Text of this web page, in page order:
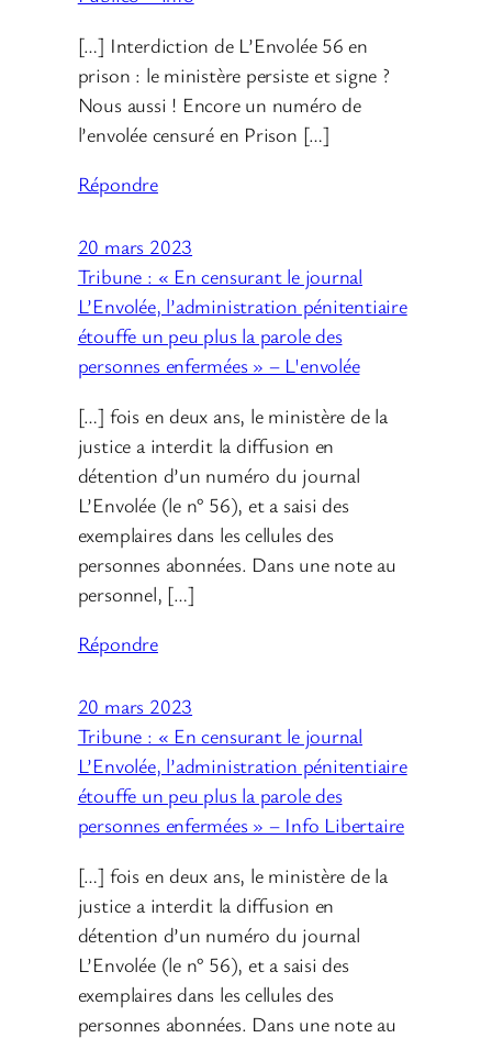
[…] Interdiction de L’Envolée 56 en
prison : le ministère persiste et signe ?
Nous aussi ! Encore un numéro de
l’envolée censuré en Prison […]
Répondre
20 mars 2023
Tribune : « En censurant le journal
L’Envolée, l’administration pénitentiaire
étouffe un peu plus la parole des
personnes enfermées » – L'envolée
[…] fois en deux ans, le ministère de la
justice a interdit la diffusion en
détention d’un numéro du journal
L’Envolée (le n° 56), et a saisi des
exemplaires dans les cellules des
personnes abonnées. Dans une note au
personnel, […]
Répondre
20 mars 2023
Tribune : « En censurant le journal
L’Envolée, l’administration pénitentiaire
étouffe un peu plus la parole des
personnes enfermées » – Info Libertaire
[…] fois en deux ans, le ministère de la
justice a interdit la diffusion en
détention d’un numéro du journal
L’Envolée (le n° 56), et a saisi des
exemplaires dans les cellules des
personnes abonnées. Dans une note au